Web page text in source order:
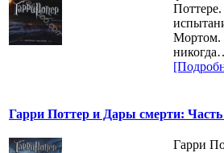
Мортом.
Гарри Поттер и Дары смерти: Часть
Гарри